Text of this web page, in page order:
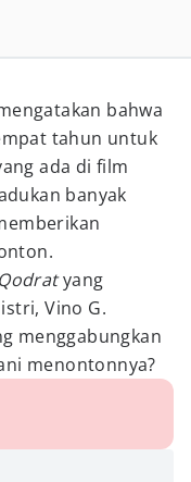
bahwa
tahun untuk
ada di film
banyak
Qodratyang
Vino G.
menggabungkan
menontonnya?